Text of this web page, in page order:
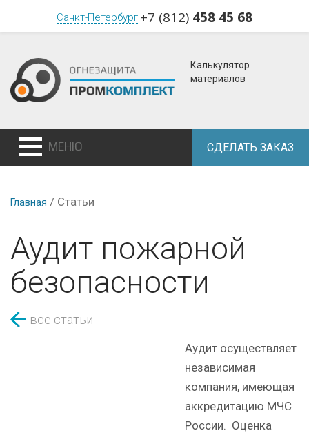
Санкт-Петербург +7 (812) 458 45 68
Калькулятор
материалов
МЕНЮ СДЕЛАТЬ ЗАКАЗ
Главная / Статьи
Аудит пожарной
безопасности
все статьи
Аудит осуществляет
независимая
компания, имеющая
аккредитацию МЧС
России. Оценка